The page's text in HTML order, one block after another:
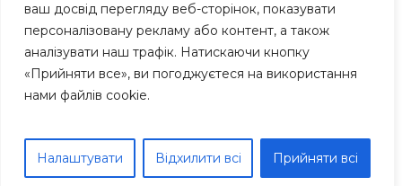
ваш досвід перегляду веб-сторінок, показувати
персоналізовану рекламу або контент, а також
аналізувати наш трафік. Натискаючи кнопку
«Прийняти все», ви погоджуєтеся на використання
нами файлів cookie.
Налаштувати Відхилити всі Прийняти всі
Засновник: Громадська організація "Дніпровський Прес-
Клуб" Всі права захищені. Використання матеріалів
інтернет-видань - гіперпосилання) на «Дніпро Інформ»
Дніпро Інформ © 1999-2025 рр; Тел.: +38 (063) 271-17-71
E-mail: dniproinform1999@gmail.com